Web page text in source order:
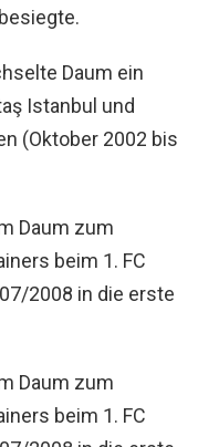
Daum ein
Istanbul und
(Oktober 2002 bis
Daum zum
beim 1. FC
2008 in die erste
Daum zum
beim 1. FC